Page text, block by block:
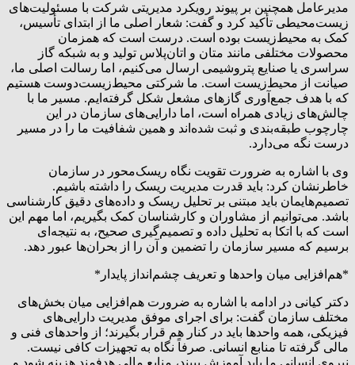
مدیرعامل همچنین بر پیوند رویکرد مدیریتی شرکت با مسئولیت‌های
زیست‌محیطی تأکید کرد و گفت: شعار اصلی ما از ابتدای تأسیس،
کمک به محیط‌زیست بوده است. درست است که همزمان
محصولات مختلفی مانند متان و اتان‌پلاس تولید و به شبکه گاز
سراسری یا صنایع پتروشیمی ارسال می‌کنیم، اما رسالت اصلی ما،
صیانت از محیط‌زیست است. ما شرکتی محیط‌زیست‌دوست هستیم
که با هدف جمع‌آوری گازهای مشعل شکل گرفته‌ایم. مسیر ما با
چالش‌های زیادی همراه است، اما دارایی‌های سازمان در این
چارچوب طبقه‌بندی و ثبت شده‌اند و همین شفافیت ما را در مسیر
درست نگه می‌دارد.
وی با اشاره به ضرورت تقویت نگاه ریسک‌محور در سازمان
خاطرنشان کرد: باید قدرت مدیریت ریسک را داشته باشیم.
تصمیم‌هایمان باید مبتنی بر تحلیل ریسک و داده‌های دقیق کارشناسی
باشد. می‌توانیم از مشاوران و کارشناسان کمک بگیریم، اما مهم این
است که با اتکا به تحلیل داده و تصمیم‌گیری صحیح، به نتیجه‌ای
برسیم که مسیر سازمان را تضمین و آن را از بحران‌ها عبور دهد.
*هم‌افزایی میان واحدها و تعریف چشم‌انداز پایدار*
دکتر کیانی در ادامه با اشاره به ضرورت هم‌افزایی میان بخش‌های
مختلف سازمان گفت: برای اجرای موفق مدیریت دارایی‌های
فیزیکی، همه واحدها باید در کنار هم قرار بگیرند؛ از واحدهای فنی و
مالی گرفته تا منابع انسانی. صرفاً نگاه به تجهیزات کافی نیست.